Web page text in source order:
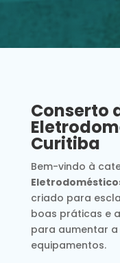
Conserto
Curitiba
Bem-vindo à
criado para
boas práticas e
para aumentar a
equipamentos.